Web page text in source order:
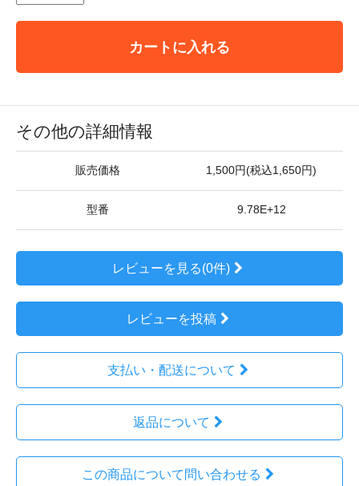
カートに入れる
その他の詳細情報
販売価格 1,500円(税込1,650円)
型番 9.78E+12
レビューを見る(0件)
レビューを投稿
支払い・配送について
返品について
この商品について問い合わせる